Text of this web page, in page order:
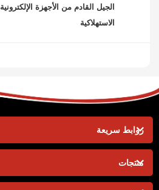
الجيل القادم من الأجهزة الإلكترونية
الاستهلاكية
روابط سريعة
منتجات